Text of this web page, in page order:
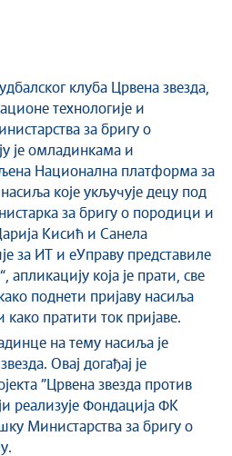
клуба Црвена звезда,
технологије и
за бригу о
је омладинкама и
Национална платформа за
које укључује децу под
за бригу о породици и
Кисић и Санела
за ИТ и еУправу представиле
апликацију која је прати, све
поднети пријаву насиља
како пратити ток пријаве.
на тему насиља је
Овај догађај је
”Црвена звезда против
реализује Фондација ФК
Министарства за бригу о